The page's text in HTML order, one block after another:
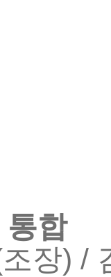
통합
조장) /